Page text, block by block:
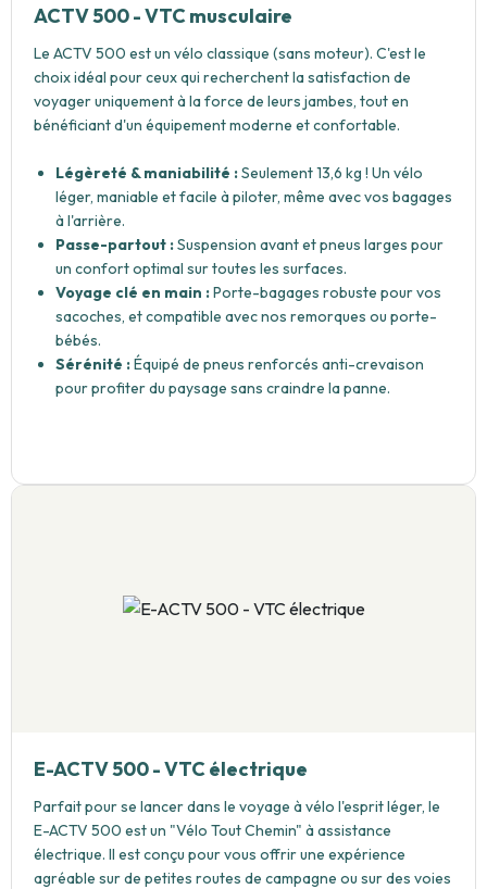
ACTV 500 - VTC musculaire
Le ACTV 500 est un vélo classique (sans moteur). C'est le
choix idéal pour ceux qui recherchent la satisfaction de
voyager uniquement à la force de leurs jambes, tout en
bénéficiant d'un équipement moderne et confortable.
Légèreté & maniabilité :Seulement 13,6 kg ! Un vélo
léger, maniable et facile à piloter, même avec vos bagages
à l'arrière.
Passe-partout :Suspension avant et pneus larges pour
un confort optimal sur toutes les surfaces.
Voyage clé en main :Porte-bagages robuste pour vos
sacoches, et compatible avec nos remorques ou porte-
bébés.
Sérénité :Équipé de pneus renforcés anti-crevaison
pour profiter du paysage sans craindre la panne.
E-ACTV 500 - VTC électrique
Parfait pour se lancer dans le voyage à vélo l'esprit léger, le
E-ACTV 500 est un "Vélo Tout Chemin" à assistance
électrique. Il est conçu pour vous offrir une expérience
agréable sur de petites routes de campagne ou sur des voies